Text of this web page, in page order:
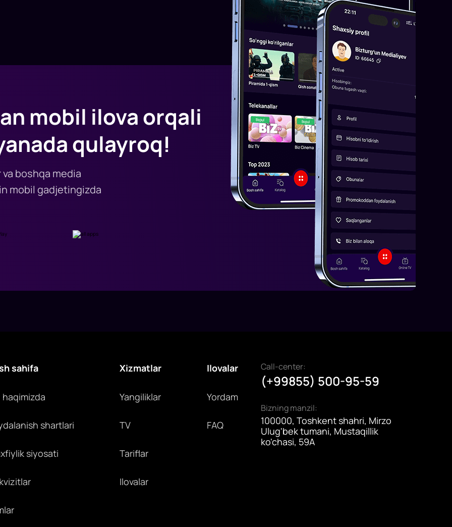
mobil ilova orqali
qulayroq!
boshqa media
mobil gadjetingizda
sahifa
haqimizda
shartlari
siyosati
Xizmatlar
Yangiliklar
TV
Tariflar
Ilovalar
Ilovalar
Yordam
FAQ
Call-center:
(+99855) 500-95-59
Bizning manzil:
100000, Toshkent shahri, Mirzo
Ulug'bek tumani, Mustaqillik
ko'chasi, 59A